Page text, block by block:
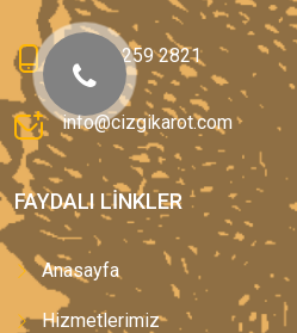
0(544) 259 2821
info@cizgikarot.com
FAYDALI LINKLER
Anasayfa
Hizmetlerimiz